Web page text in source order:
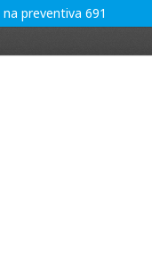
preventiva 691